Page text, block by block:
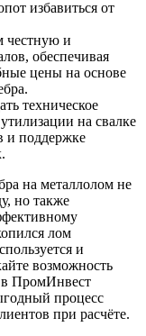
избавиться от
честную и
обеспечивая
цены на основе
техническое
на свалке
и поддержке
на металлолом не
но также
лом
и
возможность
в ПромИнвест
процесс
при расчёте.